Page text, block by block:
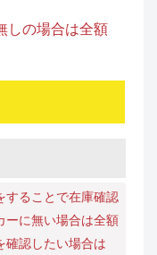
しの場合は全額
することで在庫確認
ーに無い場合は全額
確認したい場合は